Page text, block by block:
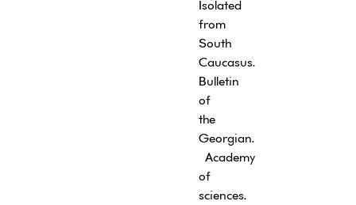
Isolated
from
South
Caucasus.
Bulletin
of
the
Georgian.
Academy
of
sciences.